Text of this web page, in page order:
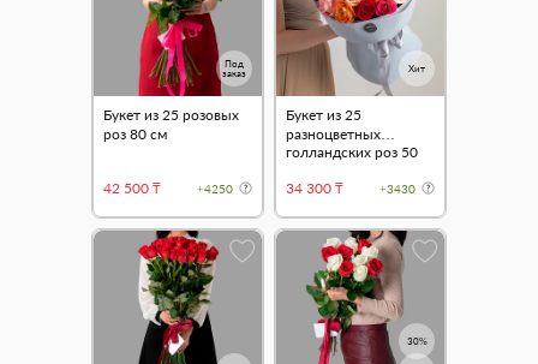
Под
заказ
Букет из 25 розовых
роз 80 см
42 500 ₸ +4250
Хит
Букет из 25
разноцветных
голландских роз 50
34 300 ₸
+3430
30%